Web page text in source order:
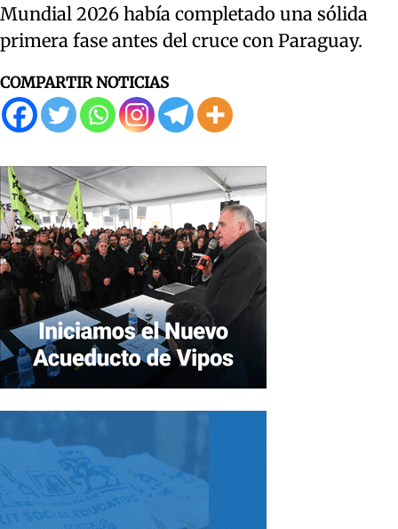
Mundial 2026 había completado una sólida
primera fase antes del cruce con Paraguay.
COMPARTIR NOTICIAS